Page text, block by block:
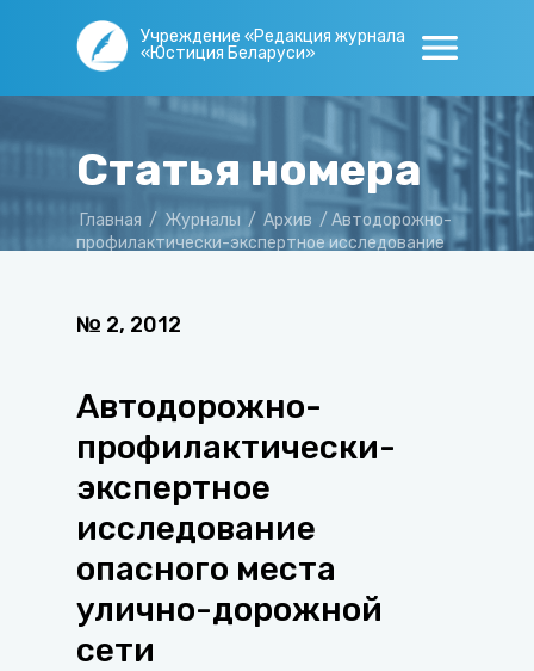
Учреждение «Редакция журнала
«Юстиция Беларуси»
Статья номера
Главная / Журналы / Архив / Автодорожно-
профилактически-экспертное исследование
№ 2, 2012
Автодорожно-
профилактически-
экспертное
исследование
опасного места
улично-дорожной
сети